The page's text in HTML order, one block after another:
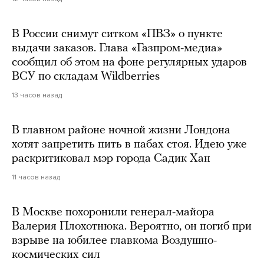
В России снимут ситком «ПВЗ» о пункте
выдачи заказов. Глава «Газпром-медиа»
сообщил об этом на фоне регулярных ударов
ВСУ по складам Wildberries
13 часов назад
В главном районе ночной жизни Лондона
хотят запретить пить в пабах стоя. Идею уже
раскритиковал мэр города Садик Хан
11 часов назад
В Москве похоронили генерал-майора
Валерия Плохотнюка. Вероятно, он погиб при
взрыве на юбилее главкома Воздушно-
космических сил